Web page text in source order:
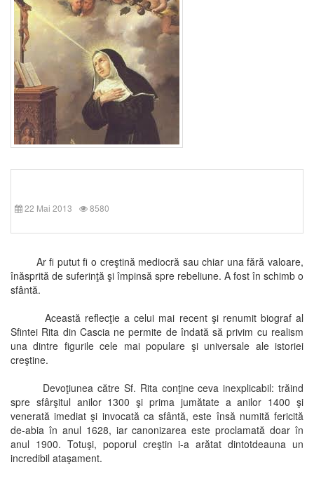
22 Mai 2013 8580
Ar fi putut fi o creştină mediocră sau chiar una fără valoare,
înăsprită de suferinţă şi împinsă spre rebeliune. A fost în schimb o
sfântă.
Această reflecţie a celui mai recent şi renumit biograf al
Sfintei Rita din Cascia ne permite de îndată să privim cu realism
una dintre figurile cele mai populare şi universale ale istoriei
creştine.
Devoţiunea către Sf. Rita conţine ceva inexplicabil: trăind
spre sfârşitul anilor 1300 şi prima jumătate a anilor 1400 şi
venerată imediat şi invocată ca sfântă, este însă numită fericită
de-abia în anul 1628, iar canonizarea este proclamată doar în
anul 1900. Totuşi, poporul creştin i-a arătat dintotdeauna un
incredibil ataşament.